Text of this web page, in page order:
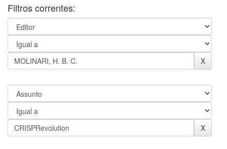
Filtros correntes: